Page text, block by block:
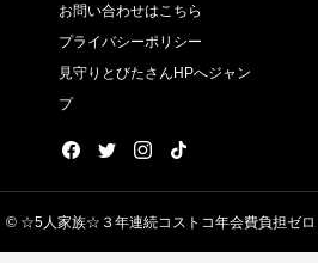
お問い合わせはこちら
プライバシーポリシー
見守りとびたさんHPへジャン
プ
© ☆5人家族☆３年連続コストコ年会費負担ゼロ